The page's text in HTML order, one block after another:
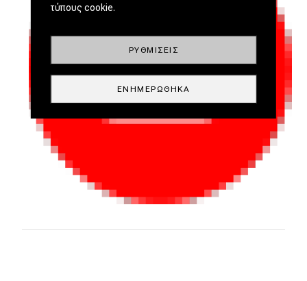
τύπους cookie.
ΡΥΘΜΊΣΕΙΣ
ΕΝΗΜΕΡΏΘΗΚΑ